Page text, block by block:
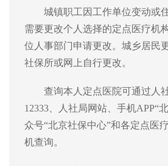
城镇职工 因工作单位变动或
需要更改个人选择的定点医疗机
位 人事部门申请更改。 城乡居民
社保所或网上自行更改。
查询本人定点医院可通过人
12333、人社局网站、手机APP“
众号“北京社保中心”和各定点医
机查询。